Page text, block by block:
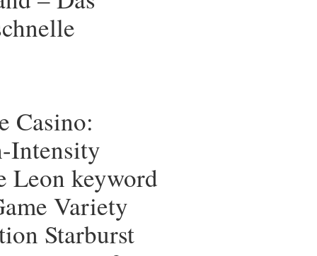
Casino:
Intensity
Leon keyword
Variety
Starburst